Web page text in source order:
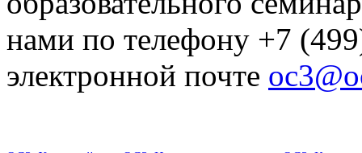
нами по телефону +7
электронной почте